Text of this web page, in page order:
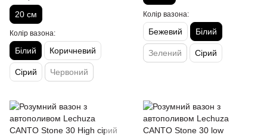
20 см
Колір вазона:
Білий Коричневий
Сірий Червоний
Колір вазона:
Бежевий Білий
Зелений Сірий